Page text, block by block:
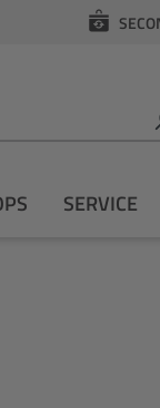
SERVICE